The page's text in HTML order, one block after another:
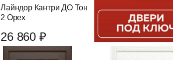
Лайндор Кантри ДО Тон
2 Орех
26 860 ₽